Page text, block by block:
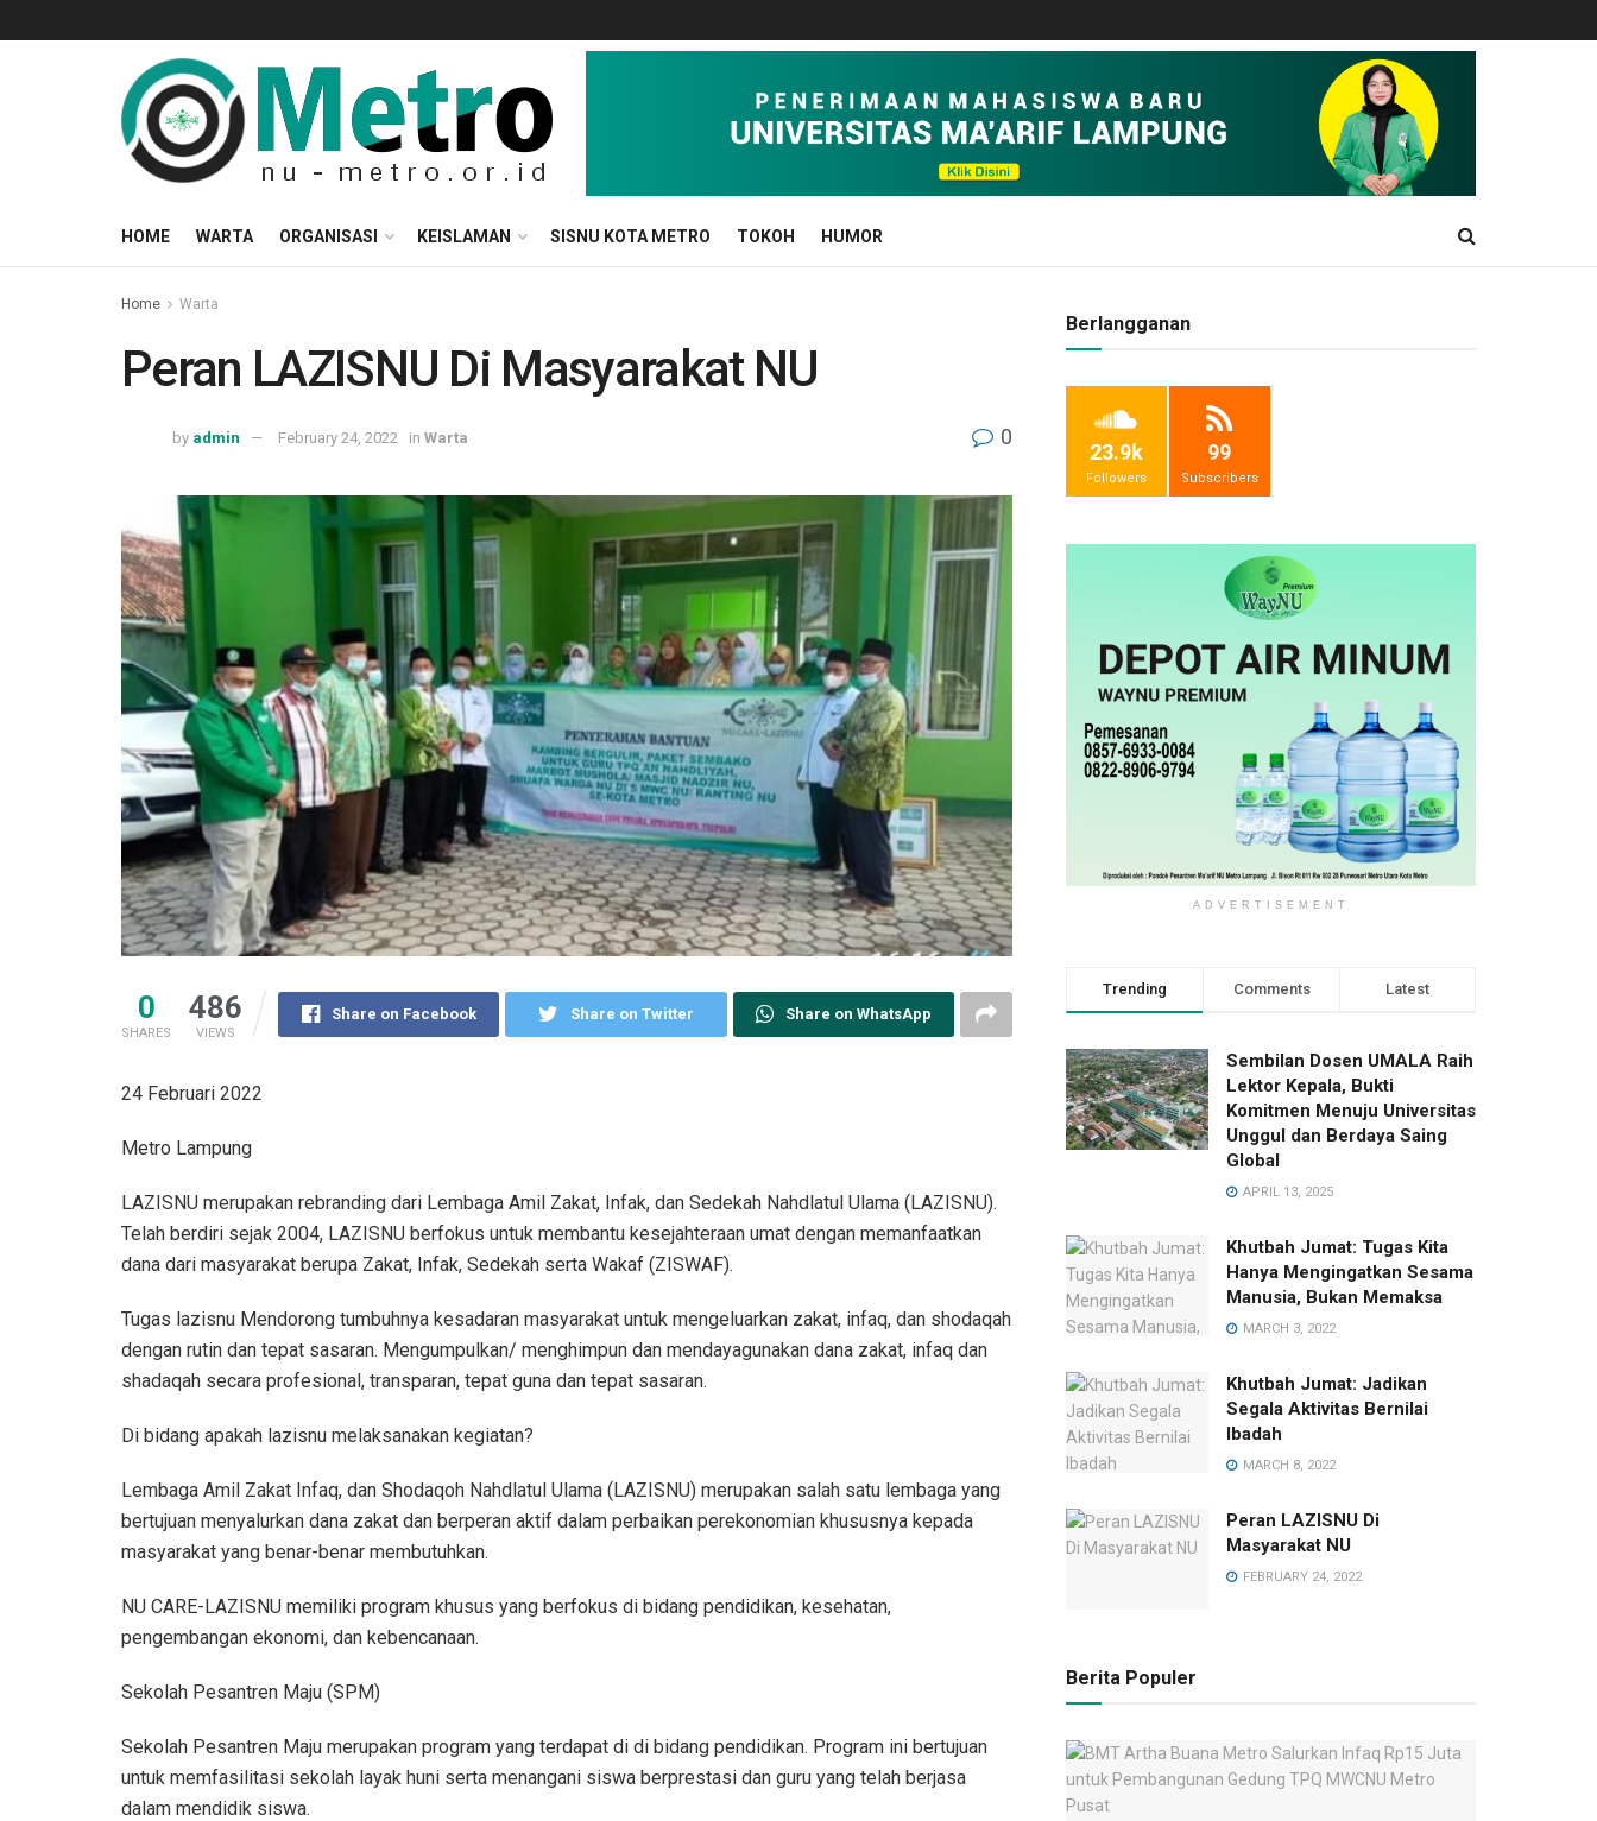
HOME WARTA ORGANISASI KEISLAMAN SISNU KOTA METRO TOKOH HUMOR
Home Warta
Peran LAZISNU Di Masyarakat NU
by admin February 24, 2022 in Warta 0
0
SHARES
486
VIEWS
Share on Facebook Share on Twitter Share on WhatsApp
24 Februari 2022
Metro Lampung
LAZISNU merupakan rebranding dari Lembaga Amil Zakat, Infak, dan Sedekah Nahdlatul Ulama (LAZISNU).
Telah berdiri sejak 2004, LAZISNU berfokus untuk membantu kesejahteraan umat dengan memanfaatkan
dana dari masyarakat berupa Zakat, Infak, Sedekah serta Wakaf (ZISWAF).
Tugas lazisnu Mendorong tumbuhnya kesadaran masyarakat untuk mengeluarkan zakat, infaq, dan shodaqah
dengan rutin dan tepat sasaran. Mengumpulkan/ menghimpun dan mendayagunakan dana zakat, infaq dan
shadaqah secara profesional, transparan, tepat guna dan tepat sasaran.
Di bidang apakah lazisnu melaksanakan kegiatan?
Lembaga Amil Zakat Infaq, dan Shodaqoh Nahdlatul Ulama (LAZISNU) merupakan salah satu lembaga yang
bertujuan menyalurkan dana zakat dan berperan aktif dalam perbaikan perekonomian khususnya kepada
masyarakat yang benar-benar membutuhkan.
NU CARE-LAZISNU memiliki program khusus yang berfokus di bidang pendidikan, kesehatan,
pengembangan ekonomi, dan kebencanaan.
Sekolah Pesantren Maju (SPM)
Sekolah Pesantren Maju merupakan program yang terdapat di di bidang pendidikan. Program ini bertujuan
untuk memfasilitasi sekolah layak huni serta menangani siswa berprestasi dan guru yang telah berjasa
dalam mendidik siswa.
Berlangganan
23.9k
Followers
99
Subscribers
ADVERTISEMENT
Trending Comments Latest
Sembilan Dosen UMALA Raih
Lektor Kepala, Bukti
Komitmen Menuju Universitas
Unggul dan Berdaya Saing
Global
APRIL 13, 2025
Khutbah Jumat: Tugas Kita
Hanya Mengingatkan Sesama
Manusia, Bukan Memaksa
MARCH 3, 2022
Khutbah Jumat: Jadikan
Segala Aktivitas Bernilai
Ibadah
MARCH 8, 2022
Peran LAZISNU Di
Masyarakat NU
FEBRUARY 24, 2022
Berita Populer